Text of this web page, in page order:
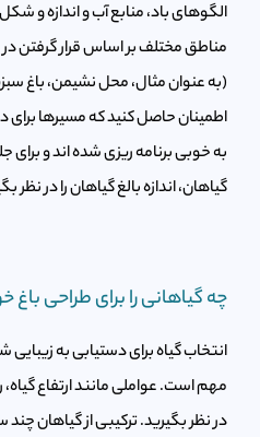
الگوهای باد، منابع آب و اندازه و
مناطق مختلف بر اساس قرار گرفتن
(به عنوان مثال، محل نشیمن، باغ
اطمینان حاصل کنید که مسیرها
به خوبی برنامه ریزی شده اند و برای
گیاهان، اندازه بالغ گیاهان را در نظر
چه گیاهانی را برای طراحی
انتخاب گیاه برای دستیابی به
مهم است. عواملی مانند ارتفاع
در نظر بگیرید. ترکیبی از گیاهان چند